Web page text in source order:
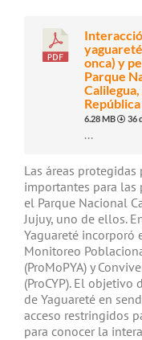
onca) y
Parque
Calilegua,
6.28 MB 36
...
Las áreas
importantes para las
el Parque Nacional
Jujuy, uno de ellos.
Yaguareté incorporó
Monitoreo
(ProMoPYA) y
(ProCYP). El
de Yaguareté en
acceso restringidos
para conocer la